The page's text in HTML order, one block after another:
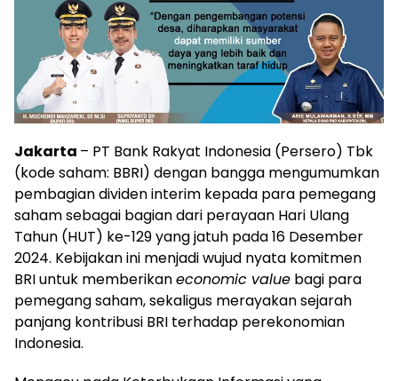
Jakarta – PT Bank Rakyat Indonesia (Persero) Tbk
(kode saham: BBRI) dengan bangga mengumumkan
pembagian dividen interim kepada para pemegang
saham sebagai bagian dari perayaan Hari Ulang
Tahun (HUT) ke-129 yang jatuh pada 16 Desember
2024. Kebijakan ini menjadi wujud nyata komitmen
BRI untuk memberikaneconomic value bagi para
pemegang saham, sekaligus merayakan sejarah
panjang kontribusi BRI terhadap perekonomian
Indonesia.